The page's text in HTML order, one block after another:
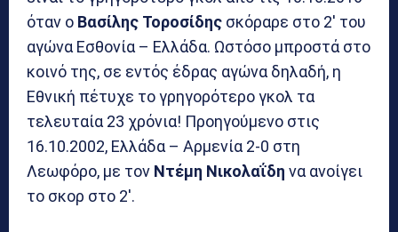
όταν ο Βασίλης Τοροσίδης σκόραρε στο 2′ του
αγώνα Εσθονία – Ελλάδα. Ωστόσο μπροστά στο
κοινό της, σε εντός έδρας αγώνα δηλαδή, η
Εθνική πέτυχε το γρηγορότερο γκολ τα
τελευταία 23 χρόνια! Προηγούμενο στις
16.10.2002, Ελλάδα – Αρμενία 2-0 στη
Λεωφόρο, με τον Ντέμη Νικολαΐδη να ανοίγει
το σκορ στο 2′.